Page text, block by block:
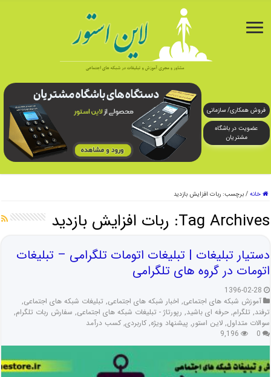
فروش همکاری/ سازمانی
عضویت در باشگاه
مشتریان
خانه / برچسب:ربات افزایش بازدید
Tag Archives: ربات افزایش بازدید
دستیار تبلیغات | تبلیغات اتومات تلگرامی – تبلیغات
اتومات در گروه های تلگرامی
1396-02-28
آموزش شبکه های اجتماعی, اخبار شبکه های اجتماعی, تبلیغات شبکه های اجتماعی,
ترفند, تلگرام,حرفه ای باشید, رپورتاژ - تبلیغات شبکه های اجتماعی, سفارش ربات تلگرام,
سوالات متداول,لاین استور, پیشنهاد ویژه,کاربردی,کسب درآمد
0
9,196